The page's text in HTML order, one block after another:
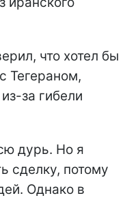
что хотел бы
Тегераном,
за гибели
дурь. Но я
сделку, потому
Однако в